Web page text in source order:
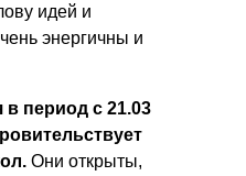
идей и
энергичны и
период с 21.03
Они открыты,